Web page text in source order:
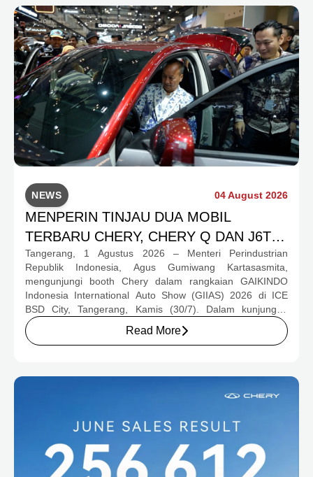
NEWS 04 August 2026
MENPERIN TINJAU DUA MOBIL
TERBARU CHERY, CHERY Q DAN J6T
CSH YANG JADI SOROTAN DI GIIAS
2026
Tangerang, 1 Agustus 2026 – Menteri Perindustrian
Republik Indonesia, Agus Gumiwang Kartasasmita,
mengunjungi booth Chery dalam rangkaian GAIKINDO
Indonesia International Auto Show (GIIAS) 2026 di ICE
BSD City, Tangerang, Kamis (30/7). Dalam kunjungan
tersebut, Menteri Perindustrian meninjau dua produk
elektrifikasi terbaru Chery, yakni Chery Q, compact EV
dirancang untuk mendukung perjalanan jarak jauh.
Read More